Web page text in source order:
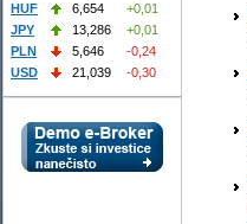
HUF
6,654
+0,01
JPY
13,286
+0,01
PLN
5,646
-0,24
USD
21,039 -0,30